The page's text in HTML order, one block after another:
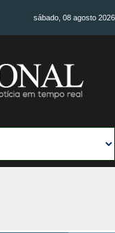
sábado, 08 agosto 2026